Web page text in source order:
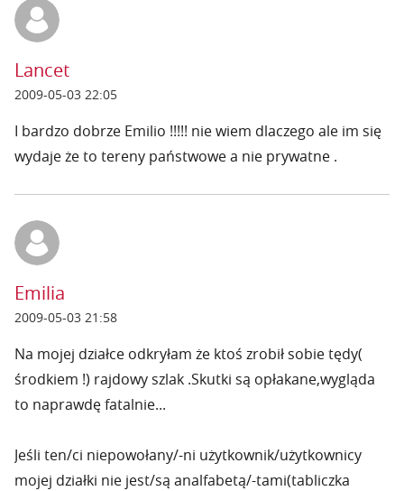
Lancet
2009-05-03 22:05
I bardzo dobrze Emilio !!!!! nie wiem dlaczego ale im się
wydaje że to tereny państwowe a nie prywatne .
Emilia
2009-05-03 21:58
Na mojej działce odkryłam że ktoś zrobił sobie tędy(
środkiem !) rajdowy szlak .Skutki są opłakane,wygląda
to naprawdę fatalnie...
Jeśli ten/ci niepowołany/-ni użytkownik/użytkownicy
mojej działki nie jest/są analfabetą/-tami(tabliczka